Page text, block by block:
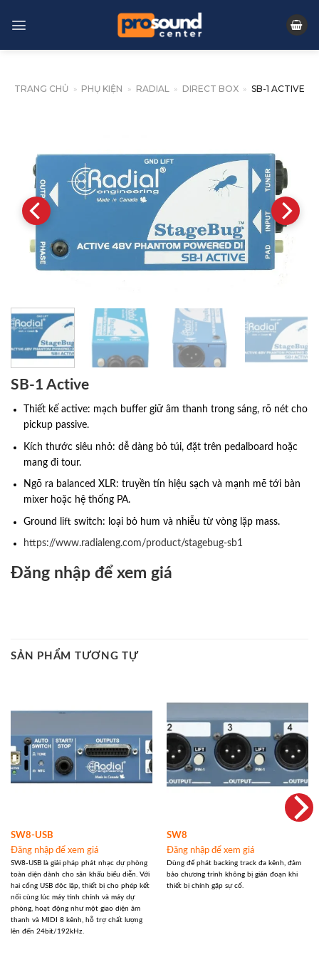
TRANG CHỦ » PHỤ KIỆN » RADIAL » DIRECT BOX » SB-1 ACTIVE
SB-1 Active
Thiết kế active: mạch buffer giữ âm thanh trong sáng, rõ nét cho
pickup passive.
Kích thước siêu nhỏ: dễ dàng bỏ túi, đặt trên pedalboard hoặc
mang đi tour.
Ngõ ra balanced XLR: truyền tín hiệu sạch và mạnh mẽ tới bàn
mixer hoặc hệ thống PA.
Ground lift switch: loại bỏ hum và nhiễu từ vòng lặp mass.
https://www.radialeng.com/product/stagebug-sb1
Đăng nhập để xem giá
SẢN PHẨM TƯƠNG TỰ
SW8-USB
Đăng nhập để xem giá
SW8-USB là giải pháp phát nhạc dự phòng
toàn diện dành cho sân khấu biểu diễn. Với
hai cổng USB độc lập, thiết bị cho phép kết
nối cùng lúc máy tính chính và máy dự
phòng, hoạt động như một giao diện âm
thanh và MIDI 8 kênh, hỗ trợ chất lượng
lên đến 24bit/192kHz.
SW8
Đăng nhập để xem giá
Dùng để phát backing track đa kênh, đảm
bảo chương trình không bị gián đoạn khi
thiết bị chính gặp sự cố.